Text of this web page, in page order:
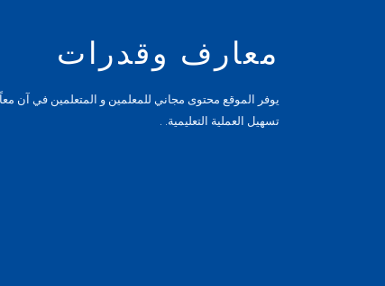
معارف وقدرات
يوفر الموقع محتوى مجاني للمعلمين و المتعلمين في آن معاً
تسهيل العملية التعليمية. .